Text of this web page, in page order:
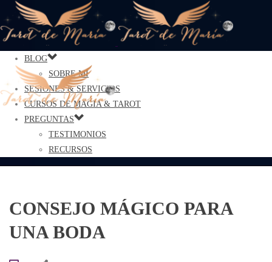
BLOG
SOBRE MÍ
SESIONES & SERVICIOS
CURSOS DE MAGIA & TAROT
PREGUNTAS
TESTIMONIOS
RECURSOS
CONSEJO MÁGICO PARA
UNA BODA